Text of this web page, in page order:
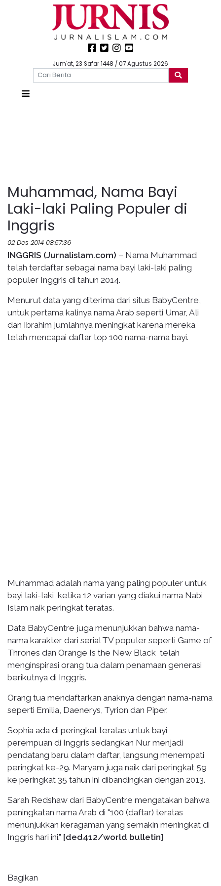
Jum'at, 23 Safar 1448 / 07 Agustus 2026
Muhammad, Nama Bayi
Laki-laki Paling Populer di
Inggris
02 Des 2014 08:57:36
INGGRIS (Jurnalislam.com) – Nama Muhammad
telah terdaftar sebagai nama bayi laki-laki paling
populer Inggris di tahun 2014.
Menurut data yang diterima dari situs BabyCentre,
untuk pertama kalinya nama Arab seperti Umar, Ali
dan Ibrahim jumlahnya meningkat karena mereka
telah mencapai daftar top 100 nama-nama bayi.
Muhammad adalah nama yang paling populer untuk
bayi laki-laki, ketika 12 varian yang diakui nama Nabi
Islam naik peringkat teratas.
Data BabyCentre juga menunjukkan bahwa nama-
nama karakter dari serial TV populer seperti Game of
Thrones dan Orange Is the New Black telah
menginspirasi orang tua dalam penamaan generasi
berikutnya di Inggris.
Orang tua mendaftarkan anaknya dengan nama-nama
seperti Emilia, Daenerys, Tyrion dan Piper.
Sophia ada di peringkat teratas untuk bayi
perempuan di Inggris sedangkan Nur menjadi
pendatang baru dalam daftar, langsung menempati
peringkat ke-29. Maryam juga naik dari peringkat 59
ke peringkat 35 tahun ini dibandingkan dengan 2013.
Sarah Redshaw dari BabyCentre mengatakan bahwa
peningkatan nama Arab di "100 (daftar) teratas
menunjukkan keragaman yang semakin meningkat di
Inggris hari ini." [ded412/world bulletin]
Bagikan